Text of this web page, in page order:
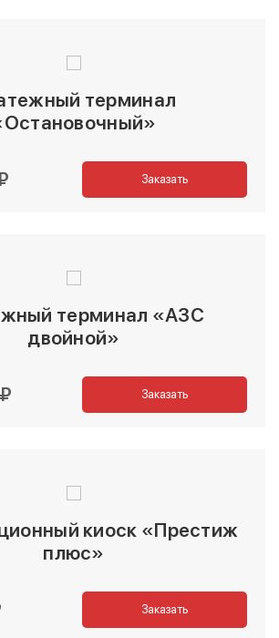
терминал
Заказать
терминал «АЗС
двойной»
Заказать
киоск «Престиж
плюс»
Заказать